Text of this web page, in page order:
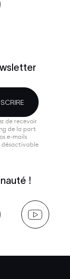
de recevoir
de la part
e-mails
désactivable
!